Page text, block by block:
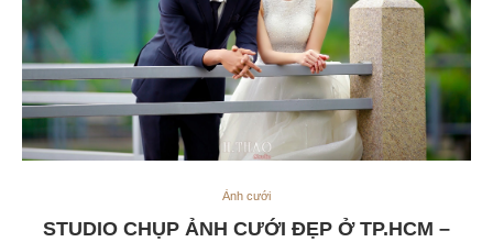
Ảnh cưới
STUDIO CHỤP ẢNH CƯỚI ĐẸP Ở TP.HCM –